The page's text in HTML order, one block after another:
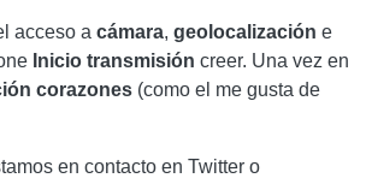
acceso a cámara, geolocalización e
Inicio transmisión creer. Una vez en
corazones (como el me gusta de
en contacto en Twitter o